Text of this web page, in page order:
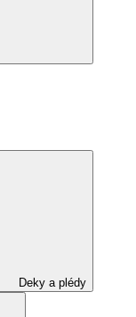
Deky a plédy